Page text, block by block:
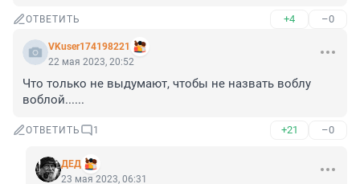
ОТВЕТИТЬ +4 –0
VKuser174198221
22 мая 2023, 20:52
Что только не выдумают, чтобы не назвать воблу
воблой......
ОТВЕТИТЬ 1 +21 –0
ДЕД
23 мая 2023, 06:31